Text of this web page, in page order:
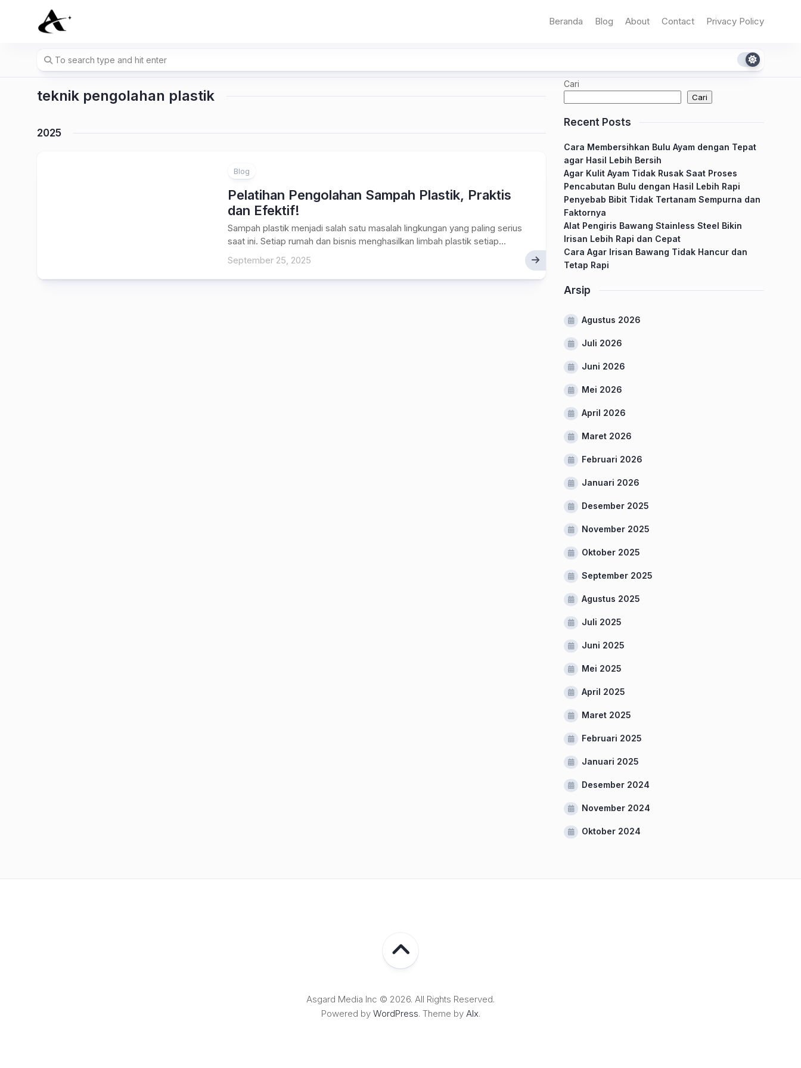
Beranda Blog About Contact Privacy Policy
teknik pengolahan plastik
2025
Blog
Pelatihan Pengolahan Sampah Plastik, Praktis
dan Efektif!
Sampah plastik menjadi salah satu masalah lingkungan yang paling serius
saat ini. Setiap rumah dan bisnis menghasilkan limbah plastik setiap...
September 25, 2025
Cari
Cari
Recent Posts
Cara Membersihkan Bulu Ayam dengan Tepat
agar Hasil Lebih Bersih
Agar Kulit Ayam Tidak Rusak Saat Proses
Pencabutan Bulu dengan Hasil Lebih Rapi
Penyebab Bibit Tidak Tertanam Sempurna dan
Faktornya
Alat Pengiris Bawang Stainless Steel Bikin
Irisan Lebih Rapi dan Cepat
Cara Agar Irisan Bawang Tidak Hancur dan
Tetap Rapi
Arsip
Agustus 2026
Juli 2026
Juni 2026
Mei 2026
April 2026
Maret 2026
Februari 2026
Januari 2026
Desember 2025
November 2025
Oktober 2025
September 2025
Agustus 2025
Juli 2025
Juni 2025
Mei 2025
April 2025
Maret 2025
Februari 2025
Januari 2025
Desember 2024
November 2024
Oktober 2024
Asgard Media Inc © 2026. All Rights Reserved.
Powered by WordPress. Theme by Alx.